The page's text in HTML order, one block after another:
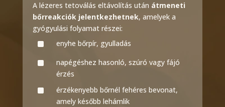
A lézeres tetoválás eltávolítás után átmeneti
bőrreakciók jelentkezhetnek, amelyek a
gyógyulási folyamat részei:
^ enyhe bőrpír, gyulladás
^
napégéshez hasonló, szúró vagy fájó
érzés
^
érzékenyebb bőrnél fehéres bevonat,
amely később lehámlik